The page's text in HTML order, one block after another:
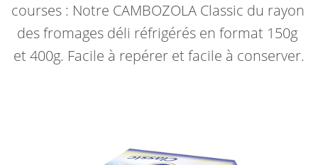
courses : Notre CAMBOZOLA Classic du rayon
des fromages déli réfrigérés en format 150g
et 400g. Facile à repérer et facile à conserver.